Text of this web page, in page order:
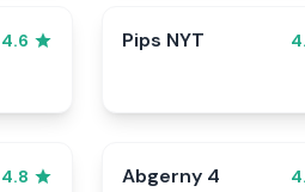
4.6 Pips NYT
4.8 Abgerny 4